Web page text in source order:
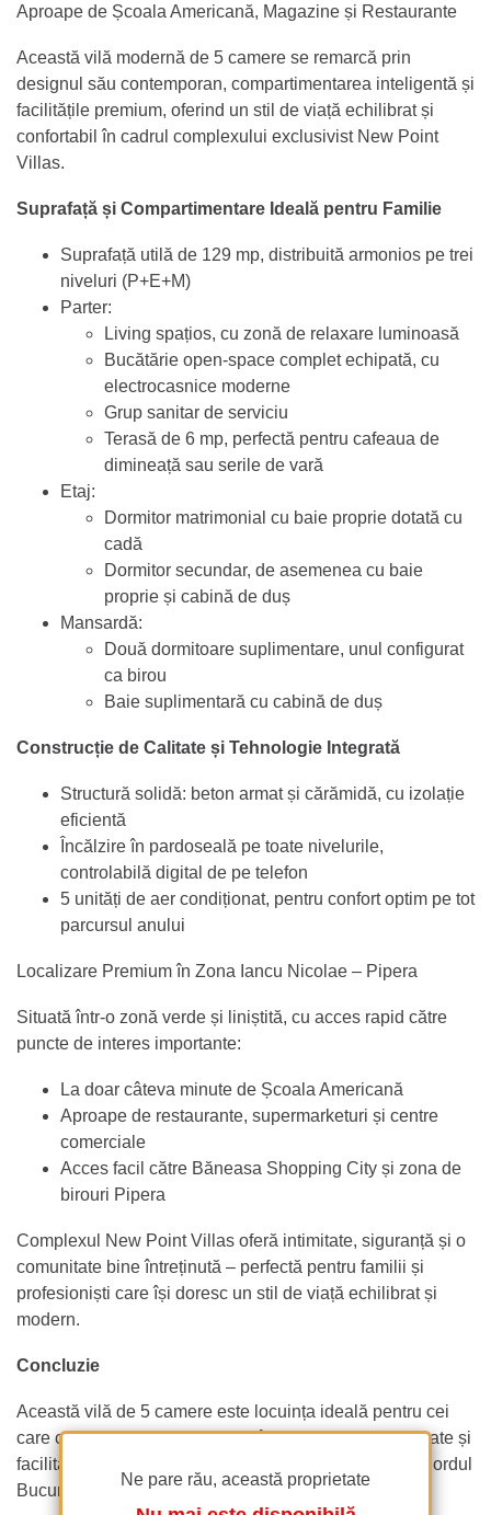
Ne pare rău, această proprietate
Aproape de Școala Americană, Magazine și Restaurante
Această vilă modernă de 5 camere se remarcă prin
designul său contemporan, compartimentarea inteligentă și
facilitățile premium, oferind un stil de viață echilibrat și
confortabil în cadrul complexului exclusivist New Point
Villas.
Suprafață și Compartimentare Ideală pentru Familie
Suprafață utilă de 129 mp, distribuită armonios pe trei
niveluri (P+E+M)
Parter:
Living spațios, cu zonă de relaxare luminoasă
Bucătărie open-space complet echipată, cu
electrocasnice moderne
Grup sanitar de serviciu
Terasă de 6 mp, perfectă pentru cafeaua de
dimineață sau serile de vară
Etaj:
Dormitor matrimonial cu baie proprie dotată cu
cadă
Dormitor secundar, de asemenea cu baie
proprie și cabină de duș
Mansardă:
Două dormitoare suplimentare, unul configurat
ca birou
Baie suplimentară cu cabină de duș
Construcție de Calitate și Tehnologie Integrată
Structură solidă: beton armat și cărămidă, cu izolație
eficientă
Încălzire în pardoseală pe toate nivelurile,
controlabilă digital de pe telefon
5 unități de aer condiționat, pentru confort optim pe tot
parcursul anului
Localizare Premium în Zona Iancu Nicolae – Pipera
Situată într-o zonă verde și liniștită, cu acces rapid către
puncte de interes importante:
La doar câteva minute de Școala Americană
Aproape de restaurante, supermarketuri și centre
comerciale
Acces facil către Băneasa Shopping City și zona de
birouri Pipera
Complexul New Point Villas oferă intimitate, siguranță și o
comunitate bine întreținută – perfectă pentru familii și
profesioniști care își doresc un stil de viață echilibrat și
modern.
Concluzie
Această vilă de 5 camere este locuința ideală pentru cei
care caută combinația perfectă între liniște, accesibilitate și
facilități de ultimă generație, într-un cartier select din nordul
Bucureștiului.